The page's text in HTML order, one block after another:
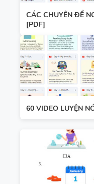
CÁC CHUYÊN ĐỀ
[PDF]
60 VIDEO LUYỆN